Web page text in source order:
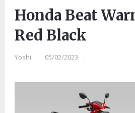
Honda Beat
Red Black
Yoshi 05/02/2023